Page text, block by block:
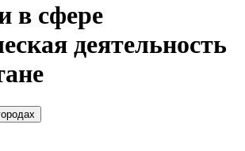
в сфере
деятельность